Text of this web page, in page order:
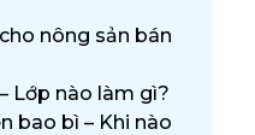
nông sản bán
Lớp nào làm gì?
bao bì – Khi nào